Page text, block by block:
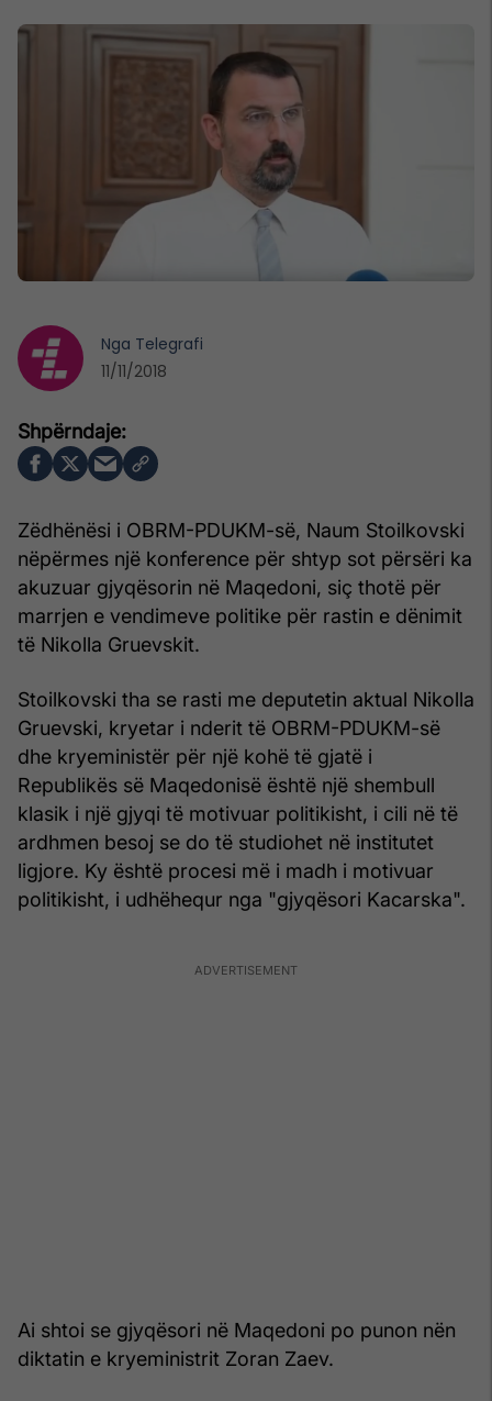
Zëdhënësi i OBRM-PDUKM-së, Naum Stoilkovski
nëpërmes një konference për shtyp sot përsëri ka
akuzuar gjyqësorin në Maqedoni, siç thotë për
marrjen e vendimeve politike për rastin e dënimit
të Nikolla Gruevskit.
Stoilkovski tha se rasti me deputetin aktual Nikolla
Gruevski, kryetar i nderit të OBRM-PDUKM-së
dhe kryeministër për një kohë të gjatë i
Republikës së Maqedonisë është një shembull
klasik i një gjyqi të motivuar politikisht, i cili në të
ardhmen besoj se do të studiohet në institutet
ligjore. Ky është procesi më i madh i motivuar
politikisht, i udhëhequr nga "gjyqësori Kacarska".
Ai shtoi se gjyqësori në Maqedoni po punon nën
diktatin e kryeministrit Zoran Zaev.
Nga Telegrafi
11/11/2018